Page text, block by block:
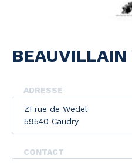
BEAUVILLAIN
ADRESSE
ZI rue de Wedel
59540 Caudry
CONTACT